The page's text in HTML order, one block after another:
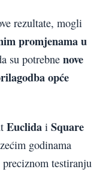
rezultate, mogli
promjenama u
su potrebne nove
opće
Euclida i Square
godinama
testiranju